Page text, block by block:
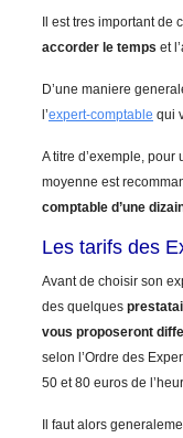
Il est tres important de
accorder le temps et
D’une maniere
l’expert-comptable qui
A titre d’exemple, pour
moyenne est
comptable d’une
Les tarifs des
Avant de choisir son
des quelques
vous proposeront
selon l’Ordre des
50 et 80 euros de
Il faut alors